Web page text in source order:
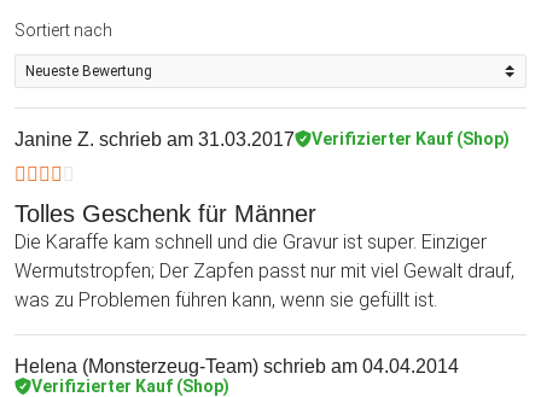
Sortiert nach
Janine Z. schrieb am 31.03.2017 Verifizierter Kauf (Shop)
Tolles Geschenk für Männer
Die Karaffe kam schnell und die Gravur ist super. Einziger
Wermutstropfen; Der Zapfen passt nur mit viel Gewalt drauf,
was zu Problemen führen kann, wenn sie gefüllt ist.
Helena (Monsterzeug-Team) schrieb am 04.04.2014
Verifizierter Kauf (Shop)